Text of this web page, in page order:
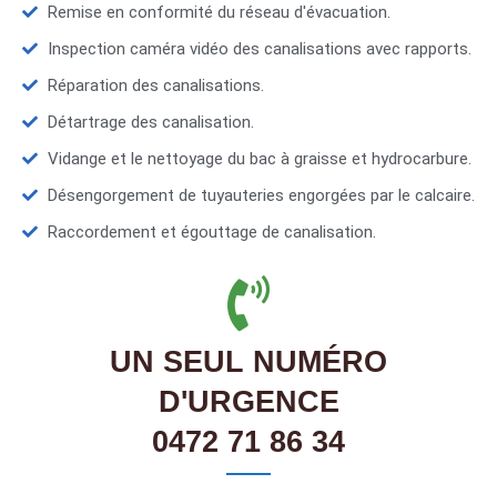
Remise en conformité du réseau d'évacuation.
Inspection caméra vidéo des canalisations avec rapports.
Réparation des canalisations.
Détartrage des canalisation.
Vidange et le nettoyage du bac à graisse et hydrocarbure.
Désengorgement de tuyauteries engorgées par le calcaire.
Raccordement et égouttage de canalisation.
UN SEUL NUMÉRO
D'URGENCE
0472 71 86 34